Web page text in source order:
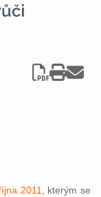
2011
, kterým se